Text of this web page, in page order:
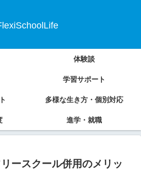
体験談
学習サポート
多様な生き方・個別対応
進学・就職
ースクール併用のメリッ